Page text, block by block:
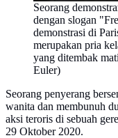
Seorang
dengan slogan
demonstrasi di
merupakan pria
yang ditembak
Euler)
Seorang penyerang
wanita dan membunuh
aksi teroris di sebuah
29 Oktober 2020.